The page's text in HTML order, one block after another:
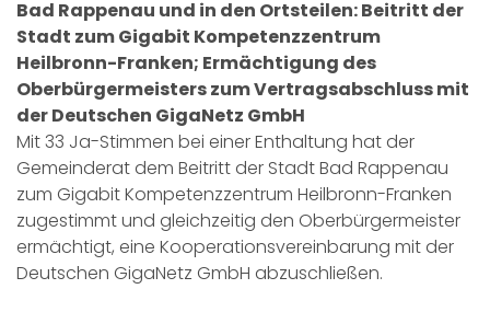
Bad Rappenau und in den Ortsteilen: Beitritt der
Stadt zum Gigabit Kompetenzzentrum
Heilbronn-Franken; Ermächtigung des
Oberbürgermeisters zum Vertragsabschluss mit
der Deutschen GigaNetz GmbH
Mit 33 Ja-Stimmen bei einer Enthaltung hat der
Gemeinderat dem Beitritt der Stadt Bad Rappenau
zum Gigabit Kompetenzzentrum Heilbronn-Franken
zugestimmt und gleichzeitig den Oberbürgermeister
ermächtigt, eine Kooperationsvereinbarung mit der
Deutschen GigaNetz GmbH abzuschließen.